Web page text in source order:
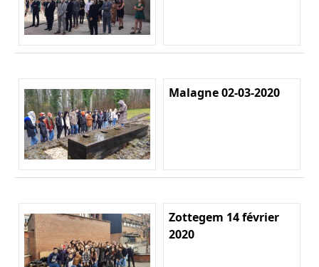
Malagne 02-03-2020
Zottegem 14 février
2020